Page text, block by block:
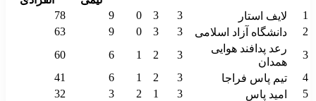
1
لایف استار 3
3
0
9
78
2
دانشگاه آزاد اسلامی 3
3
0
9
63
3
رعد پدافند هوایی
همدان
3
2
1
6
60
4
تیم پاس فراجا 3
2
1
6
41
5
امید پاس 3
1
2
3
32